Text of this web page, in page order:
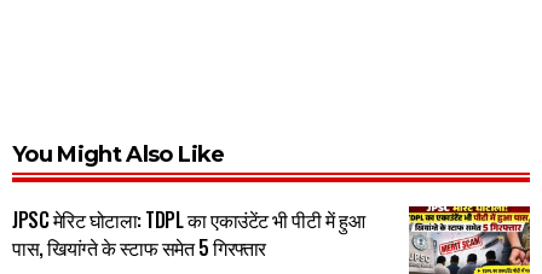
You Might Also Like
JPSC मेरिट घोटाला: TDPL का एकाउंटेंट भी पीटी में हुआ
पास, खियांग्ते के स्टाफ समेत 5 गिरफ्तार